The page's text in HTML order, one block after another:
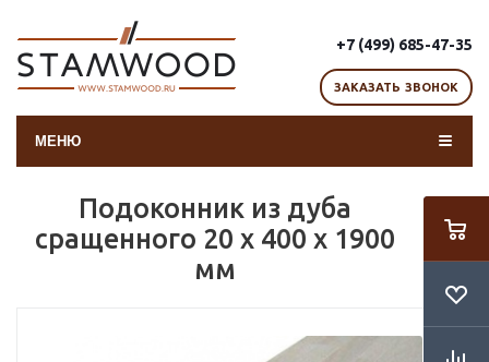
+7 (499) 685-47-35
ЗАКАЗАТЬ ЗВОНОК
МЕНЮ
Подоконник из дуба
сращенного 20 х 400 х 1900
мм